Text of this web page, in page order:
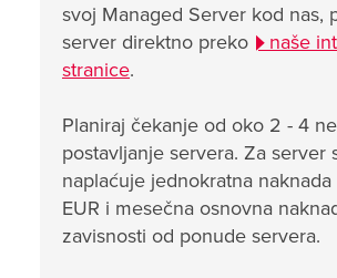
svoj Managed Server kod nas,
server direktno preko
naše
stranice.
Planiraj čekanje od oko 2 - 4
postavljanje servera. Za server
naplaćuje jednokratna
EUR i mesečna osnovna
zavisnosti od ponude servera.